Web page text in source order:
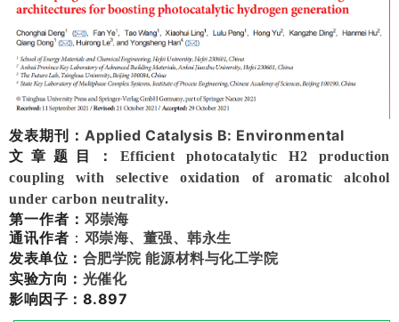
发表期刊： Applied Catalysis B: Environmental
文章题目： Efficient photocatalytic H2 production
coupling with selective oxidation of aromatic alcohol
under carbon neutrality.
第一作者 ： 邓崇海
通讯作者 ： 邓崇海、董强、韩永生
发表单位： 合肥学院 能源材料与化工学院
实验方向： 光催化
影响因子：8.897